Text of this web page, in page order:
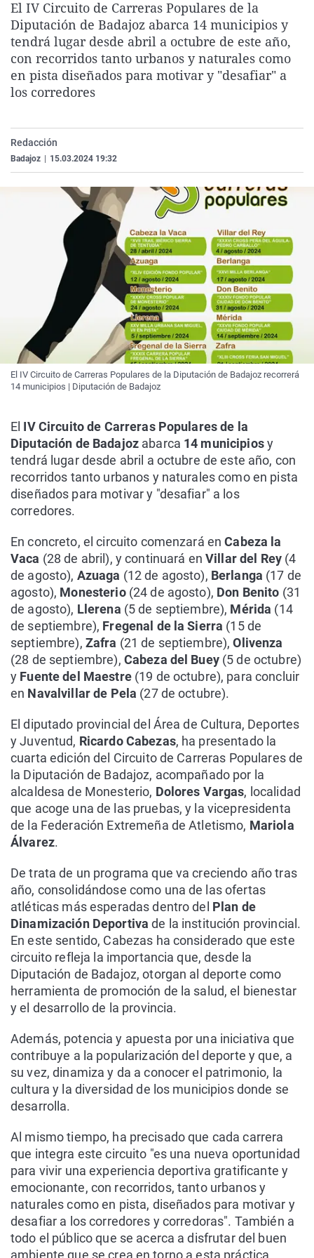
La rosa de los vientos
Gente viajera
Como el perro y el
Caso
Retornados
Equipo de
Operación Viuda
Extremadura
Galicia
La Rioja
Navarra
Virales
Televisión
Elecciones
El IV Circuito de Carreras Populares de la
Diputación de Badajoz abarca 14 municipios y
tendrá lugar desde abril a octubre de este año,
con recorridos tanto urbanos y naturales como
en pista diseñados para motivar y "desafiar" a
los corredores
Redacción
Badajoz 15.03.2024 19:32
El IV Circuito de Carreras Populares de la Diputación de Badajoz recorrerá
14 municipios | Diputación de Badajoz
El IV Circuito de Carreras Populares de la
Diputación de Badajozabarca 14 municipiosy
tendrá lugar desde abril a octubre de este año, con
recorridos tanto urbanos y naturales como en pista
diseñados para motivar y "desafiar" a los
corredores.
En concreto, el circuito comenzará enCabeza la
Vaca (28 de abril), y continuará enVillar del Rey (4
de agosto), Azuaga (12 de agosto), Berlanga (17 de
agosto), Monesterio (24 de agosto), Don Benito (31
de agosto), Llerena (5 de septiembre), Mérida (14
de septiembre), Fregenal de la Sierra (15 de
septiembre), Zafra (21 de septiembre),Olivenza
(28 de septiembre), Cabeza del Buey(5 de octubre)
y Fuente del Maestre(19 de octubre), para concluir
en Navalvillar de Pela (27 de octubre).
El diputado provincial del Área de Cultura, Deportes
y Juventud, Ricardo Cabezas, ha presentado la
cuarta edición del Circuito de Carreras Populares de
la Diputación de Badajoz, acompañado por la
alcaldesa de Monesterio, Dolores Vargas, localidad
que acoge una de las pruebas, y la vicepresidenta
de la Federación Extremeña de Atletismo, Mariola
Álvarez.
De trata de un programa que va creciendo año tras
año, consolidándose como una de las ofertas
atléticas más esperadas dentro del Plan de
Dinamización Deportivade la institución provincial.
En este sentido, Cabezas ha considerado que este
circuito refleja la importancia que, desde la
Diputación de Badajoz, otorgan al deporte como
herramienta de promoción de la salud, el bienestar
y el desarrollo de la provincia.
Además, potencia y apuesta por una iniciativa que
contribuye a la popularización del deporte y que, a
su vez, dinamiza y da a conocer el patrimonio, la
cultura y la diversidad de los municipios donde se
desarrolla.
Al mismo tiempo, ha precisado que cada carrera
que integra este circuito "es una nueva oportunidad
para vivir una experiencia deportiva gratificante y
emocionante, con recorridos, tanto urbanos y
naturales como en pista, diseñados para motivar y
desafiar a los corredores y corredoras". También a
todo el público que se acerca a disfrutar del buen
ambiente que se crea en torno a esta práctica.